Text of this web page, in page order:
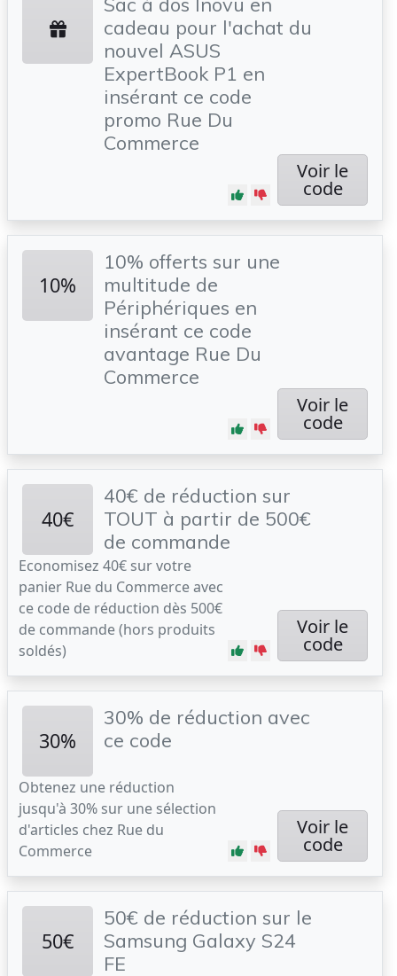
cadeau pour l'achat du
nouvel ASUS
ExpertBook P1 en
insérant ce code
promo Rue Du
Commerce
Voir le
code
10%
10% offerts sur une
multitude de
Périphériques en
insérant ce code
avantage Rue Du
Commerce
Voir le
code
40€
40€ de réduction sur
TOUT à partir de 500€
de commande
Economisez 40€ sur votre
panier Rue du Commerce avec
ce code de réduction dès 500€
de commande (hors produits
soldés)
Voir le
code
30%
30% de réduction avec
ce code
Obtenez une réduction
jusqu'à 30% sur une sélection
d'articles chez Rue du
Commerce
Voir le
code
50€
50€ de réduction sur le
Samsung Galaxy S24
FE